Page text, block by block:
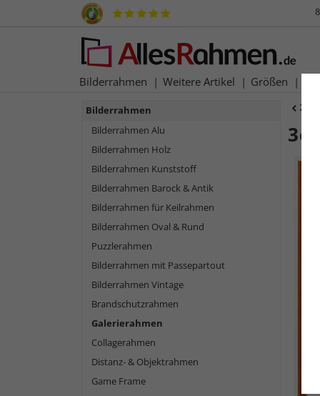
Bilderrahmen Weitere Artikel Größen
Bilderrahmen
Bilderrahmen Alu
Bilderrahmen Holz
Bilderrahmen Kunststoff
Bilderrahmen Barock & Antik
Bilderrahmen für Keilrahmen
Bilderrahmen Oval & Rund
Puzzlerahmen
Bilderrahmen mit Passepartout
Bilderrahmen Vintage
Brandschutzrahmen
Galerierahmen
Collagerahmen
Distanz- & Objektrahmen
Game Frame